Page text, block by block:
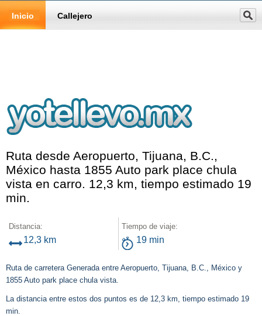
Inicio Callejero
Ruta desde Aeropuerto, Tijuana, B.C.,
México hasta 1855 Auto park place chula
vista en carro. 12,3 km, tiempo estimado 19
min.
Distancia:
12,3 km
Tiempo de viaje:
19 min
Ruta de carretera Generada entre Aeropuerto, Tijuana, B.C., México y
1855 Auto park place chula vista.
La distancia entre estos dos puntos es de 12,3 km, tiempo estimado 19
min.